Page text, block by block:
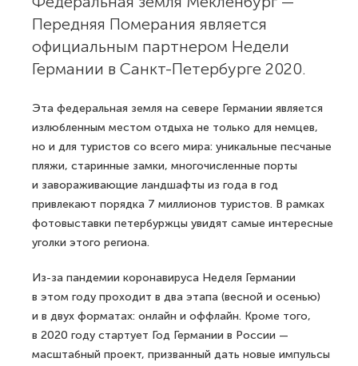
Передняя Померания является
официальным партнером Недели
Германии в Санкт-Петербурге 2020.
Эта федеральная земля на севере Германии является
излюбленным местом отдыха не только для немцев,
но и для туристов со всего мира: уникальные песчаные
пляжи, старинные замки, многочисленные порты
и завораживающие ландшафты из года в год
привлекают порядка 7 миллионов туристов. В рамках
фотовыставки петербуржцы увидят самые интересные
уголки этого региона.
Из-за пандемии коронавируса Неделя Германии
в этом году проходит в два этапа (весной и осенью)
и в двух форматах: онлайн и оффлайн. Кроме того,
в 2020 году стартует Год Германии в России —
масштабный проект, призванный дать новые импульсы